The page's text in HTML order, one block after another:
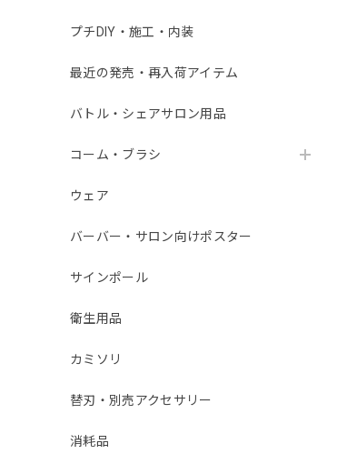
プチDIY・施工・内装
最近の発売・再入荷アイテム
バトル・シェアサロン用品
コーム・ブラシ
ウェア
バーバー・サロン向けポスター
サインポール
衛生用品
カミソリ
替刃・別売アクセサリー
消耗品